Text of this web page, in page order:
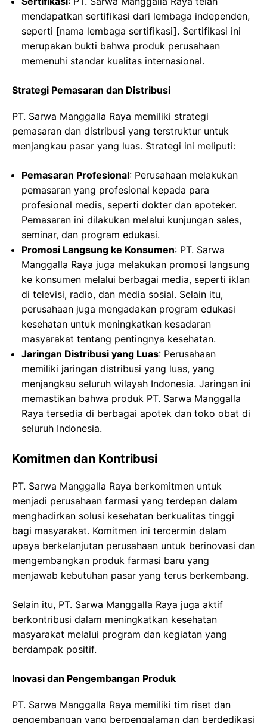
mendapatkan sertifikasi dari lembaga independen,
seperti [nama lembaga sertifikasi]. Sertifikasi ini
merupakan bukti bahwa produk perusahaan
memenuhi standar kualitas internasional.
Strategi Pemasaran dan Distribusi
PT. Sarwa Manggalla Raya memiliki strategi
pemasaran dan distribusi yang terstruktur untuk
menjangkau pasar yang luas. Strategi ini meliputi:
Pemasaran Profesional: Perusahaan melakukan
pemasaran yang profesional kepada para
profesional medis, seperti dokter dan apoteker.
Pemasaran ini dilakukan melalui kunjungan sales,
seminar, dan program edukasi.
Promosi Langsung ke Konsumen: PT. Sarwa
Manggalla Raya juga melakukan promosi langsung
ke konsumen melalui berbagai media, seperti iklan
di televisi, radio, dan media sosial. Selain itu,
perusahaan juga mengadakan program edukasi
kesehatan untuk meningkatkan kesadaran
masyarakat tentang pentingnya kesehatan.
Jaringan Distribusi yang Luas: Perusahaan
memiliki jaringan distribusi yang luas, yang
menjangkau seluruh wilayah Indonesia. Jaringan ini
memastikan bahwa produk PT. Sarwa Manggalla
Raya tersedia di berbagai apotek dan toko obat di
seluruh Indonesia.
Komitmen dan Kontribusi
PT. Sarwa Manggalla Raya berkomitmen untuk
menjadi perusahaan farmasi yang terdepan dalam
menghadirkan solusi kesehatan berkualitas tinggi
bagi masyarakat. Komitmen ini tercermin dalam
upaya berkelanjutan perusahaan untuk berinovasi dan
mengembangkan produk farmasi baru yang
menjawab kebutuhan pasar yang terus berkembang.
Selain itu, PT. Sarwa Manggalla Raya juga aktif
berkontribusi dalam meningkatkan kesehatan
masyarakat melalui program dan kegiatan yang
berdampak positif.
Inovasi dan Pengembangan Produk
PT. Sarwa Manggalla Raya memiliki tim riset dan
pengembangan yang berpengalaman dan berdedikasi